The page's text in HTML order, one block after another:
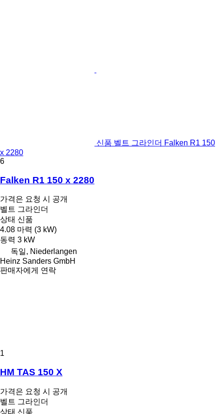
신품 벨트 그라인더 Falken R1 150
x 2280
6
Falken R1 150 x 2280
가격은 요청 시 공개
벨트 그라인더
상태 신품
4.08 마력 (3 kW)
동력 3 kW
독일, Niederlangen
Heinz Sanders GmbH
판매자에게 연락
1
HM TAS 150 X
가격은 요청 시 공개
벨트 그라인더
상태 신품